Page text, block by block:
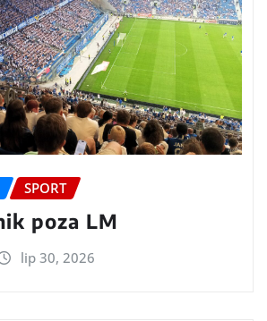
SPORT
poza LM
lip 30, 2026